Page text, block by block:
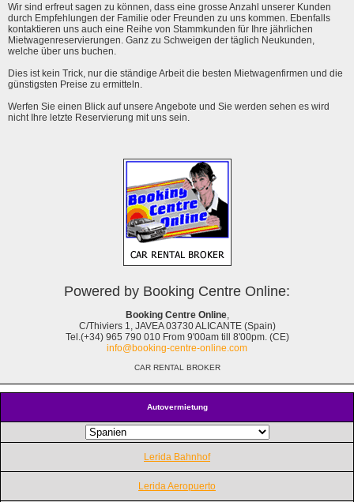
Autovermietung
Lerida Bahnhof
Lerida Aeropuerto
Wir sind erfreut sagen zu können, dass eine grosse Anzahl unserer Kunden
durch Empfehlungen der Familie oder Freunden zu uns kommen. Ebenfalls
kontaktieren uns auch eine Reihe von Stammkunden für Ihre jährlichen
Mietwagenreservierungen. Ganz zu Schweigen der täglich Neukunden,
welche über uns buchen.
Dies ist kein Trick, nur die ständige Arbeit die besten Mietwagenfirmen und die
günstigsten Preise zu ermitteln.
Werfen Sie einen Blick auf unsere Angebote und Sie werden sehen es wird
nicht Ihre letzte Reservierung mit uns sein.
Powered by Booking Centre Online:
Booking Centre Online,
C/Thiviers 1, JAVEA 03730 ALICANTE (Spain)
Tel.(+34) 965 790 010 From 9'00am till 8'00pm. (CE)
info@booking-centre-online.com
CAR RENTAL BROKER